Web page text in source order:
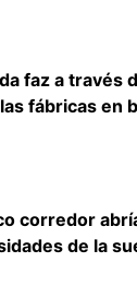
faz a
fábricas en
corredor
de la